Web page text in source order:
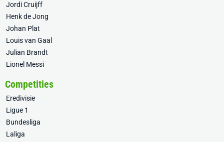
Jordi Cruijff
Henk de Jong
Johan Plat
Louis van Gaal
Julian Brandt
Lionel Messi
Competities
Eredivisie
Ligue 1
Bundesliga
Laliga